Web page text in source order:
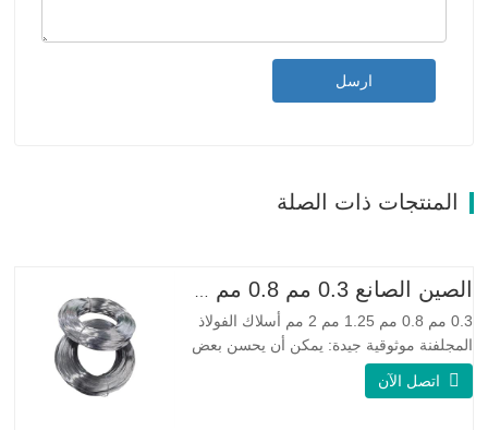
ارسل
المنتجات ذات الصلة
0.3 مم 0.8 مم 1.25 مم 2 مم أسلاك الفولاذ
المجلفنة موثوقية جيدة: يمكن أن يحسن بعض
العقد والنتوءات والصدأ على الأسلاك الفولاذية
مرونة جيدة: صلابة الفولاذ المجلفن جيدة جدًا،
اتصل الآن